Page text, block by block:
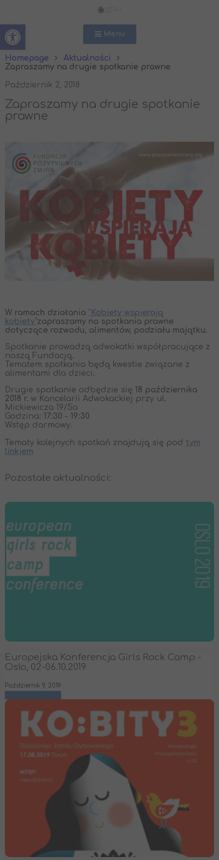
Open toolbar Menu
Homepage
Aktualności
Zapraszamy na drugie spotkanie prawne
Październik 2, 2018
Zapraszamy na drugie spotkanie
prawne
W ramach działania “Kobiety wspierają
kobiety”zapraszamy na spotkania prawne
dotyczące rozwodu, alimentów, podziału majątku.
Spotkanie prowadzą adwokatki współpracujące z
naszą Fundacją.
Tematem spotkania będą kwestie związane z
alimentami dla dzieci.
Drugie spotkanie odbędzie się 18 października
2018 r. w Kancelarii Adwokackiej przy ul.
Mickiewicza 19/5a
Godzina: 17:30 - 19:30
Wstęp darmowy.
Tematy kolejnych spotkań znajdują się pod tym
linkiem
Pozostałe aktualności:
Europejska Konferencja Girls Rock Camp -
Oslo, 02-06.10.2019
Październik 9, 2019